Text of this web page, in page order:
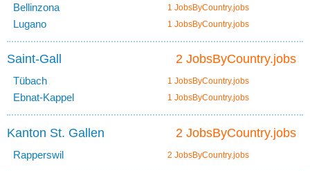
Bellinzona 1 JobsByCountry.jobs
Lugano 1 JobsByCountry.jobs
2 JobsByCountry.jobs
Saint-Gall
Tübach 1 JobsByCountry.jobs
Ebnat-Kappel 1 JobsByCountry.jobs
2 JobsByCountry.jobs
Kanton St. Gallen
Rapperswil 2 JobsByCountry.jobs